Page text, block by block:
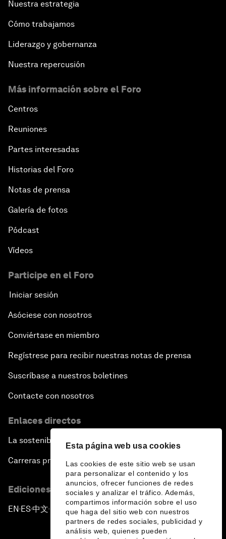
Esta página web usa cookies
Las cookies de este sitio web se usan
para personalizar el contenido y los
anuncios, ofrecer funciones de redes
sociales y analizar el tráfico. Además,
compartimos información sobre el uso
que haga del sitio web con nuestros
partners de redes sociales, publicidad y
análisis web, quienes pueden
Nuestra estrategia
Cómo trabajamos
Liderazgo y gobernanza
Nuestra repercusión
Más información sobre el Foro
Centros
Reuniones
Partes interesadas
Historias del Foro
Notas de prensa
Galería de fotos
Pódcast
Vídeos
Participe en el Foro
Iniciar sesión
Asóciese con nosotros
Conviértase en miembro
Regístrese para recibir nuestras notas de prensa
Suscríbase a nuestros boletines
Contacte con nosotros
Enlaces directos
La sostenibilidad en el Foro
Carreras profesionales
Ediciones en otros idiomas
EN ▪ES▪中文▪ 日本語